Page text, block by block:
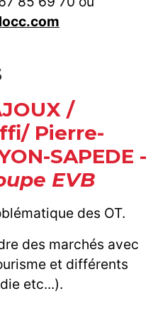
/
Pierre-
SAPEDE -
EVB
des OT.
des marchés avec
et différents
etc...).